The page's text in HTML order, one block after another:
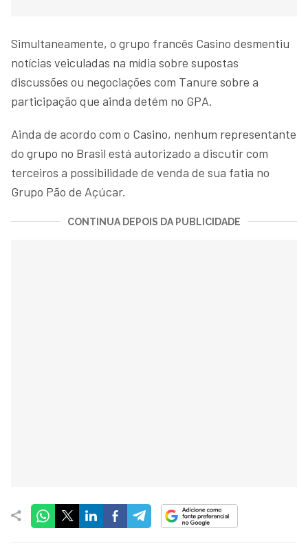
Simultaneamente, o grupo francês Casino desmentiu
notícias veiculadas na mídia sobre supostas
discussões ou negociações com Tanure sobre a
participação que ainda detém no GPA.
Ainda de acordo com o Casino, nenhum representante
do grupo no Brasil está autorizado a discutir com
terceiros a possibilidade de venda de sua fatia no
Grupo Pão de Açúcar.
CONTINUA DEPOIS DA PUBLICIDADE